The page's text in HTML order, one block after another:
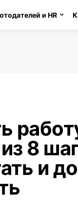
и HR
8
и